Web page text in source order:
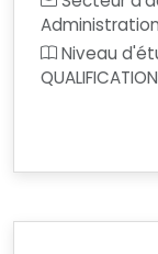
Administration
Niveau